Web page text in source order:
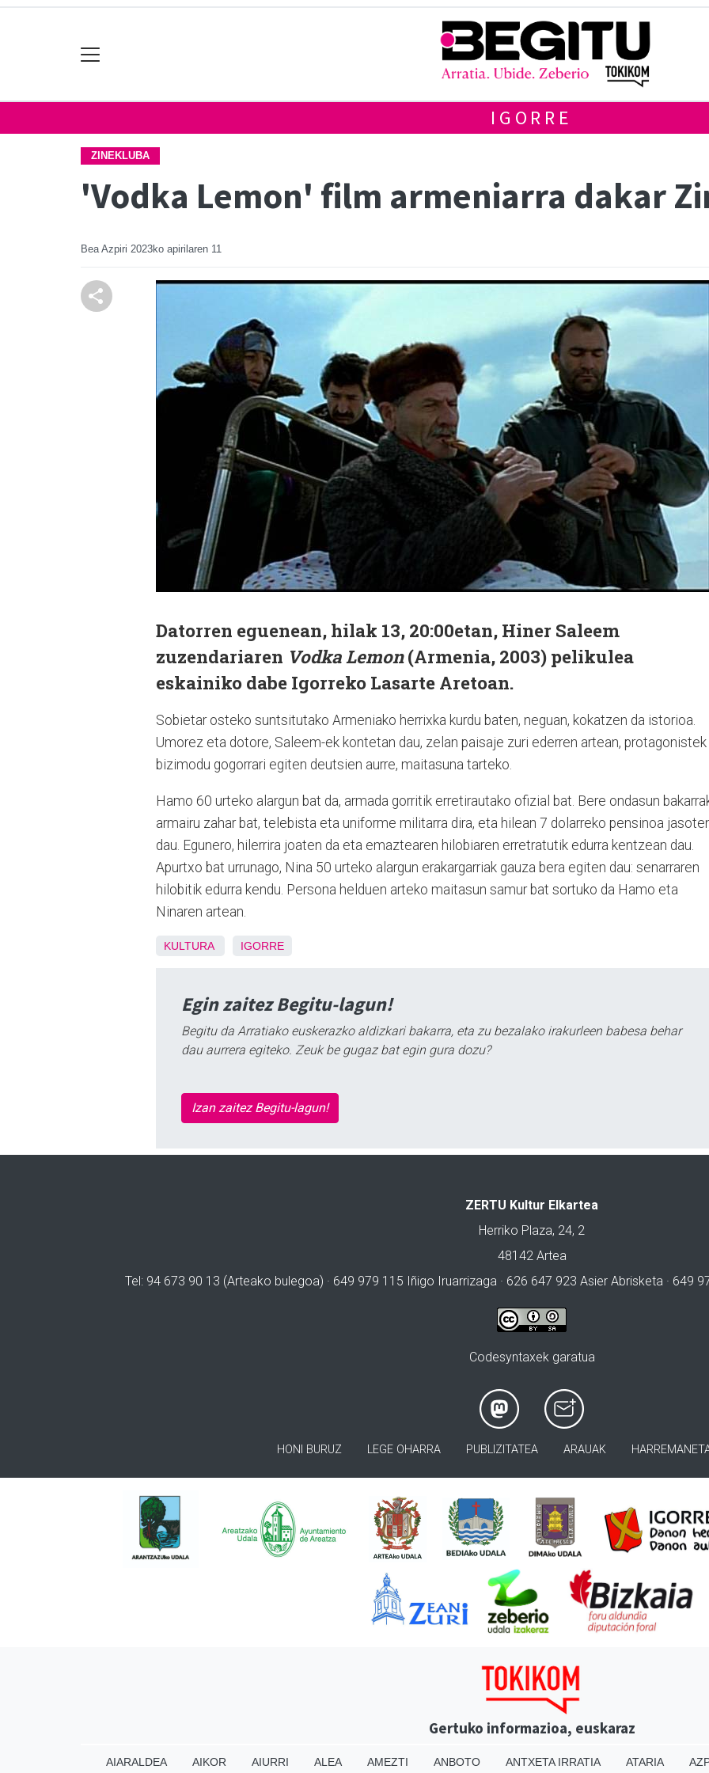
IGORRE
ZINEKLUBA
'Vodka Lemon' film armeniarra dakar
Bea Azpiri 2023ko apirilaren 11
Datorren eguenean, hilak 13, 20:00etan, Hiner Saleem
zuzendariaren Vodka Lemon(Armenia, 2003) pelikulea
eskainiko dabe Igorreko Lasarte Aretoan.
Sobietar osteko suntsitutako Armeniako herrixka kurdu baten, neguan, kokatzen da istorioa.
Umorez eta dotore, Saleem-ek kontetan dau, zelan paisaje zuri ederren artean, protagonistek
bizimodu gogorrari egiten deutsien aurre, maitasuna tarteko.
Hamo 60 urteko alargun bat da, armada gorritik erretirautako ofizial bat. Bere ondasun
armairu zahar bat, telebista eta uniforme militarra dira, eta hilean 7 dolarreko pensinoa
dau. Egunero, hilerrira joaten da eta emaztearen hilobiaren erretratutik edurra kentzean dau.
Apurtxo bat urrunago, Nina 50 urteko alargun erakargarriak gauza bera egiten dau: senarraren
hilobitik edurra kendu. Persona helduen arteko maitasun samur bat sortuko da Hamo eta
Ninaren artean.
KULTURA IGORRE
Egin zaitez Begitu-lagun!
Begitu da Arratiako euskerazko aldizkari bakarra, eta zu bezalako irakurleen babesa behar
dau aurrera egiteko. Zeuk be gugaz bat egin gura dozu?
Izan zaitez Begitu-lagun!
ZERTU Kultur Elkartea
Herriko Plaza, 24, 2
48142 Artea
Tel: 94 673 90 13 (Arteako bulegoa) · 649 979 115 Iñigo Iruarrizaga · 626 647 923 Asier Abrisketa · 649
Codesyntaxek garatua
HONI BURUZ LEGE OHARRA PUBLIZITATEA ARAUAK
Gertuko informazioa, euskaraz
AIARALDEA AIKOR AIURRI ALEA AMEZTI ANBOTO ANTXETA IRRATIA ATARIA